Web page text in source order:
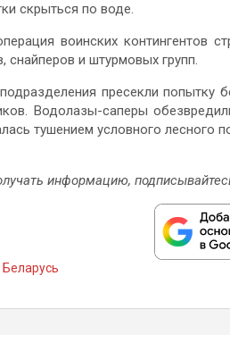
скрыться по воде.
воинских контингентов
снайперов и штурмовых групп.
пресекли попытку
Водолазы-саперы
тушением условного лесного
информацию,
Беларусь